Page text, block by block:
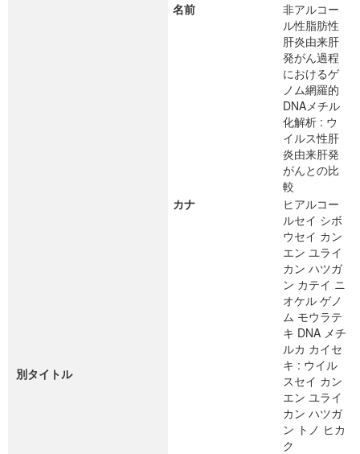
別タイトル
名前
非アルコー
ル性脂肪性
肝炎由来肝
発がん過程
におけるゲ
ノム網羅的
DNAメチル
化解析 : ウ
イルス性肝
炎由来肝発
がんとの比
較
カナ
ヒアルコー
ルセイ シボ
ウセイ カン
エン ユライ
カン ハツガ
ン カテイ ニ
オケル ゲノ
ム モウラテ
キ DNA メチ
ルカ カイセ
キ : ウイル
スセイ カン
エン ユライ
カン ハツガ
ン トノ ヒカ
ク